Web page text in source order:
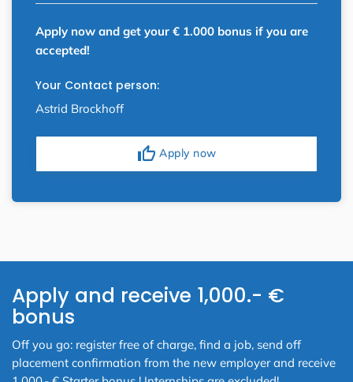
Apply now and get your € 1.000 bonus if you are
accepted!
Your Contact person:
Astrid Brockhoff
thumb_up Apply now
Apply and receive 1,000.- €
bonus
Off you go: register free of charge, find a job, send off
placement confirmation from the new employer and receive